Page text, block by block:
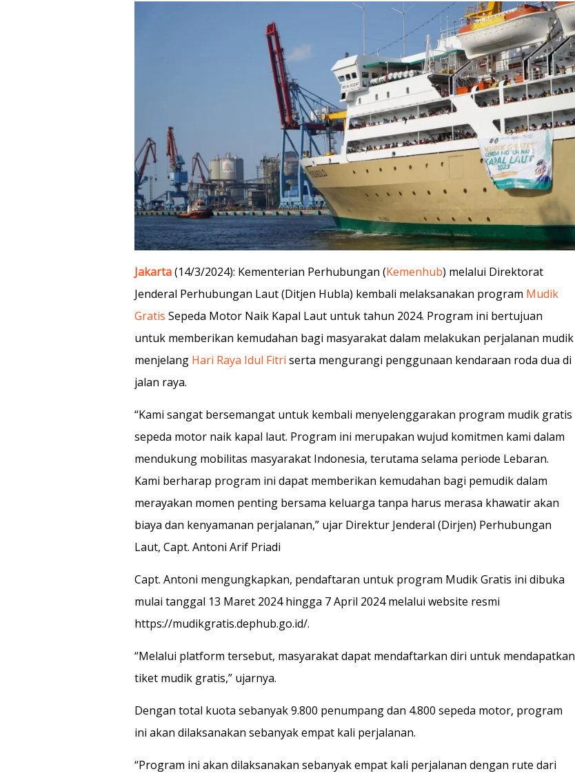
Jakarta(14/3/2024): Kementerian Perhubungan (Kemenhub) melalui Direktorat
Jenderal Perhubungan Laut (Ditjen Hubla) kembali melaksanakan program Mudik
Gratis Sepeda Motor Naik Kapal Laut untuk tahun 2024. Program ini bertujuan
untuk memberikan kemudahan bagi masyarakat dalam melakukan perjalanan mudik
menjelang Hari Raya Idul Fitri serta mengurangi penggunaan kendaraan roda dua di
jalan raya.
“Kami sangat bersemangat untuk kembali menyelenggarakan program mudik gratis
sepeda motor naik kapal laut. Program ini merupakan wujud komitmen kami dalam
mendukung mobilitas masyarakat Indonesia, terutama selama periode Lebaran.
Kami berharap program ini dapat memberikan kemudahan bagi pemudik dalam
merayakan momen penting bersama keluarga tanpa harus merasa khawatir akan
biaya dan kenyamanan perjalanan,” ujar Direktur Jenderal (Dirjen) Perhubungan
Laut, Capt. Antoni Arif Priadi
Capt. Antoni mengungkapkan, pendaftaran untuk program Mudik Gratis ini dibuka
mulai tanggal 13 Maret 2024 hingga 7 April 2024 melalui website resmi
https://mudikgratis.dephub.go.id/.
“Melalui platform tersebut, masyarakat dapat mendaftarkan diri untuk mendapatkan
tiket mudik gratis,” ujarnya.
Dengan total kuota sebanyak 9.800 penumpang dan 4.800 sepeda motor, program
ini akan dilaksanakan sebanyak empat kali perjalanan.
“Program ini akan dilaksanakan sebanyak empat kali perjalanan dengan rute dari